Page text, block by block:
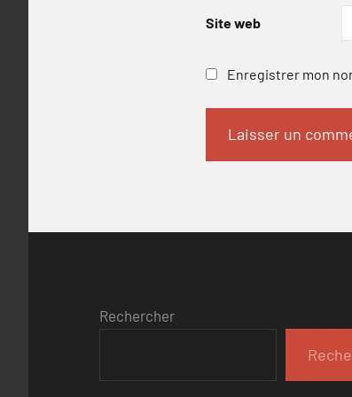
Site web
Enregistrer mon
Rechercher